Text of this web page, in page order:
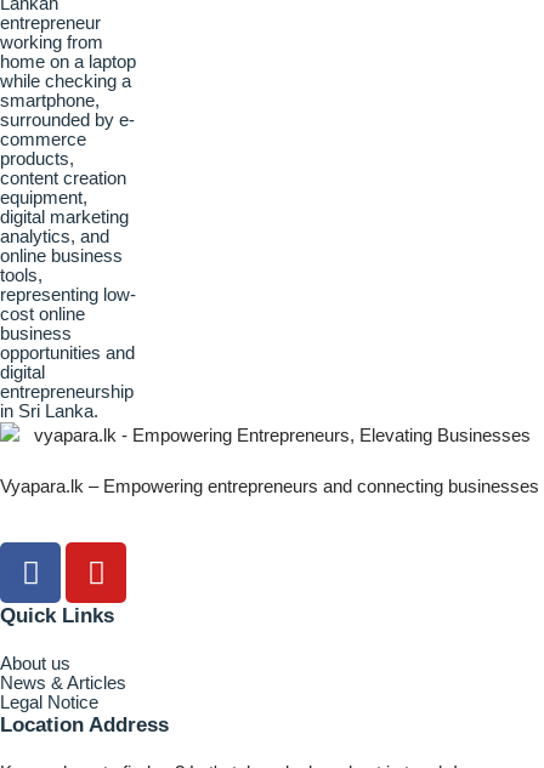
Vyapara.lk – Empowering entrepreneurs and connecting businesses
Quick Links
About us
News & Articles
Legal Notice
Location Address